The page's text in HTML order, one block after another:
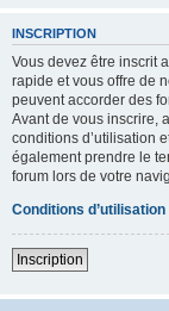
INSCRIPTION
Vous devez être inscrit
rapide et vous offre de
peuvent accorder des
Avant de vous inscrire,
conditions d’utilisation
également prendre le
forum lors de votre
Conditions d’utilisation
Inscription